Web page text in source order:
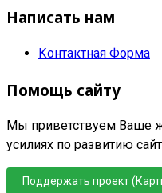
Написать нам
Контактная Форма
Помощь сайту
Мы приветствуем Ваше
усилиях по развитию
Поддержать проект